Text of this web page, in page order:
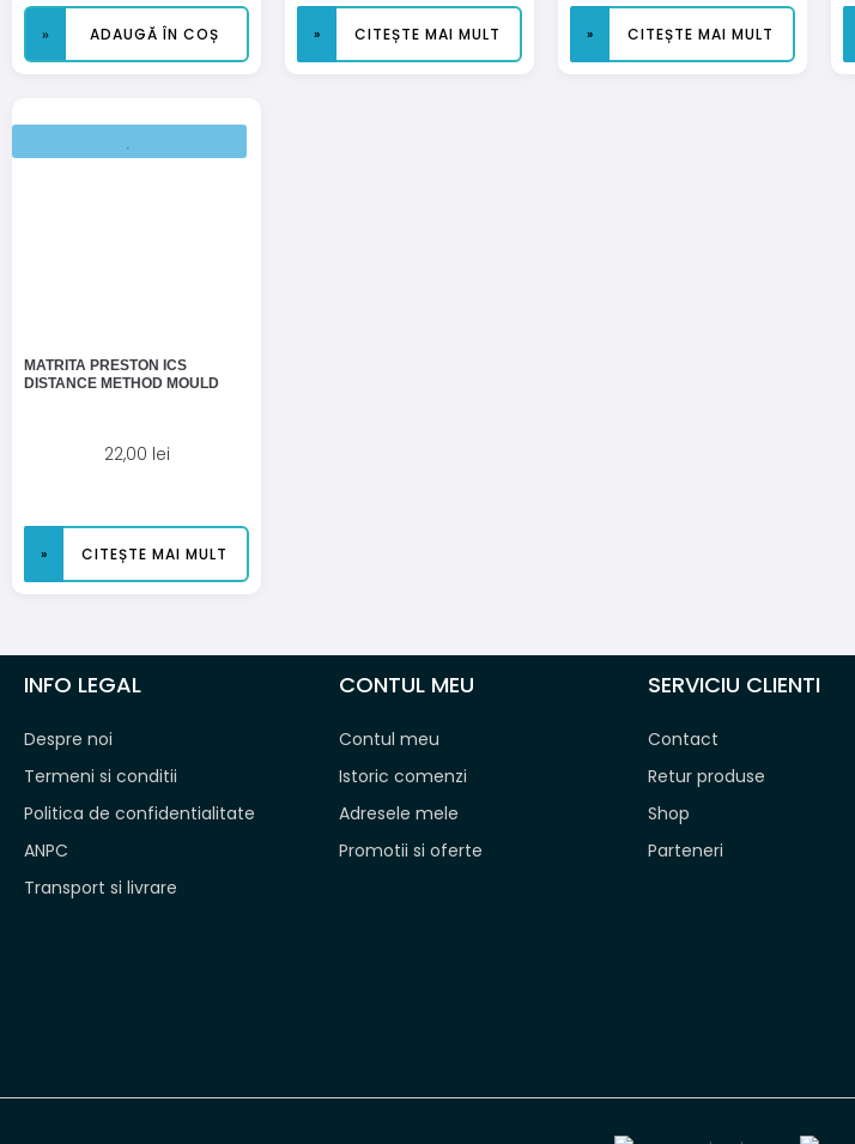
ADAUGĂ ÎN COȘ CITEȘTE MAI MULT CITEȘTE MAI MULT
MATRITA PRESTON ICS
DISTANCE METHOD MOULD
22,00 lei
CITEȘTE MAI MULT
INFO LEGAL
Despre noi
Termeni si conditii
Politica de confidentialitate
ANPC
Transport si livrare
CONTUL MEU
Contul meu
Istoric comenzi
Adresele mele
Promotii si oferte
SERVICIU CLIENTI
Contact
Retur produse
Shop
Parteneri